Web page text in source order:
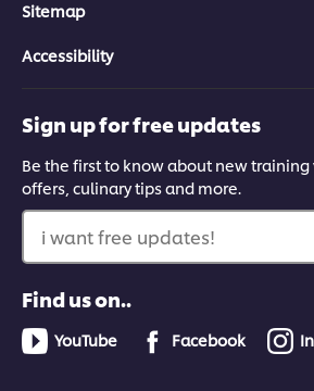
Sitemap
Accessibility
Sign up for free updates
Be the first to know about new training
offers, culinary tips and more.
i want free updates!
Find us on..
YouTube Facebook